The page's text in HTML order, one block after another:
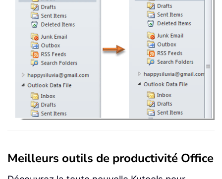
Meilleurs outils de productivité Office